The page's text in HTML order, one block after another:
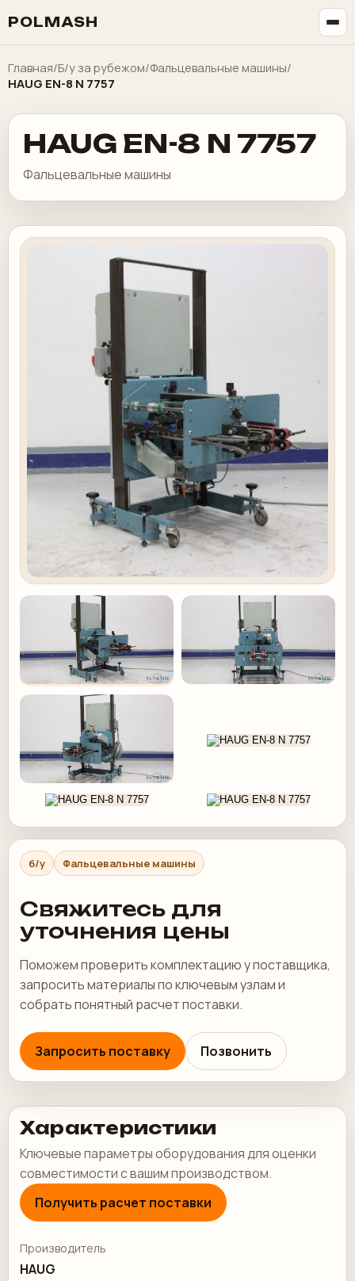
POLMASH
Главная/Б/у за рубежом/Фальцевальные машины/
HAUG EN-8 N 7757
HAUG EN-8 N 7757
Фальцевальные машины
б/у Фальцевальные машины
Свяжитесь для
уточнения цены
Поможем проверить комплектацию у поставщика,
запросить материалы по ключевым узлам и
собрать понятный расчет поставки.
Запросить поставку Позвонить
Характеристики
Ключевые параметры оборудования для оценки
совместимости с вашим производством.
Получить расчет поставки
Производитель
HAUG